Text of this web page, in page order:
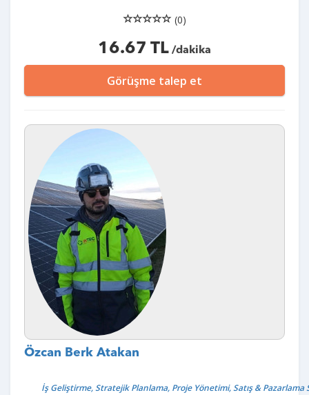
(0)
16.67 TL /dakika
Görüşme talep et
Özcan Berk Atakan
İş Geliştirme, Stratejik Planlama, Proje Yönetimi, Satış &